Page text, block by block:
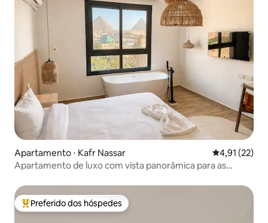
Apartamento ⋅ Kafr Nassar 4,91 de uma
4,91 (22)
Apartamento de luxo com vista panorâmica para as
Entre os melhores preferidos dos hóspedes
Preferido dos hóspedes